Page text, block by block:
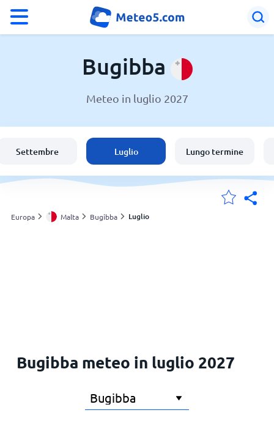
Italia
Svizzera
Bugibba
Meteo in luglio 2027
Settembre Luglio Lungo termine
Europa Malta Bugibba Luglio
Bugibba meteo in luglio 2027